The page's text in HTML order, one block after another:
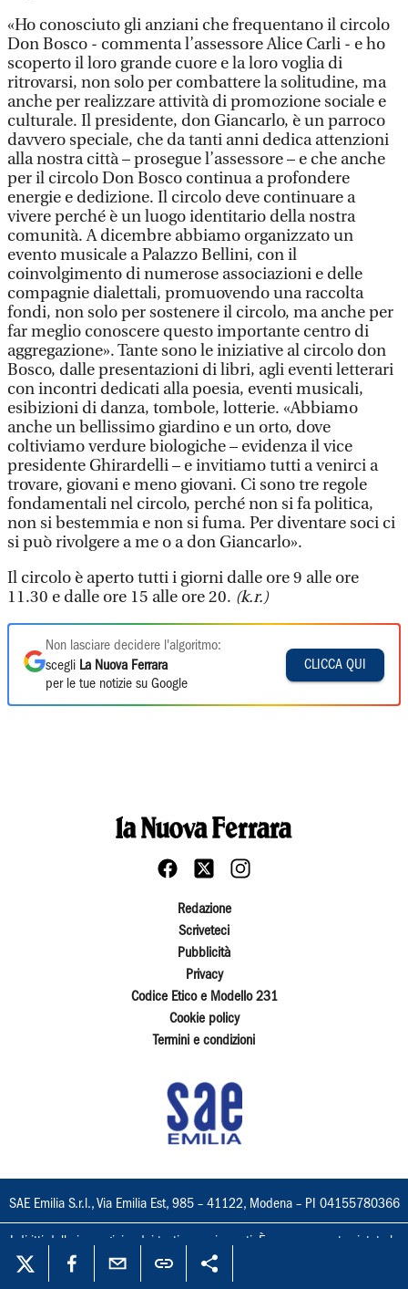
«Ho conosciuto gli anziani che frequentano il circolo
Don Bosco - commenta l’assessore Alice Carli - e ho
scoperto il loro grande cuore e la loro voglia di
ritrovarsi, non solo per combattere la solitudine, ma
anche per realizzare attività di promozione sociale e
culturale. Il presidente, don Giancarlo, è un parroco
davvero speciale, che da tanti anni dedica attenzioni
alla nostra città – prosegue l’assessore – e che anche
per il circolo Don Bosco continua a profondere
energie e dedizione. Il circolo deve continuare a
vivere perché è un luogo identitario della nostra
comunità. A dicembre abbiamo organizzato un
evento musicale a Palazzo Bellini, con il
coinvolgimento di numerose associazioni e delle
compagnie dialettali, promuovendo una raccolta
fondi, non solo per sostenere il circolo, ma anche per
far meglio conoscere questo importante centro di
aggregazione». Tante sono le iniziative al circolo don
Bosco, dalle presentazioni di libri, agli eventi letterari
con incontri dedicati alla poesia, eventi musicali,
esibizioni di danza, tombole, lotterie. «Abbiamo
anche un bellissimo giardino e un orto, dove
coltiviamo verdure biologiche – evidenza il vice
presidente Ghirardelli – e invitiamo tutti a venirci a
trovare, giovani e meno giovani. Ci sono tre regole
fondamentali nel circolo, perché non si fa politica,
non si bestemmia e non si fuma. Per diventare soci ci
si può rivolgere a me o a don Giancarlo».
Il circolo è aperto tutti i giorni dalle ore 9 alle ore
11.30 e dalle ore 15 alle ore 20. (k.r.)
Non lasciare decidere l'algoritmo:
scegli La Nuova Ferrara
per le tue notizie su Google
CLICCA QUI
Redazione
Scriveteci
Pubblicità
Privacy
Codice Etico e Modello 231
Cookie policy
Termini e condizioni
SAE Emilia S.r.l., Via Emilia Est, 985 – 41122, Modena – PI 04155780366
I diritti delle immagini e dei testi sono riservati. È espressamente vietata la
loro riproduzione con qualsiasi mezzo e l'adattamento totale o parziale.